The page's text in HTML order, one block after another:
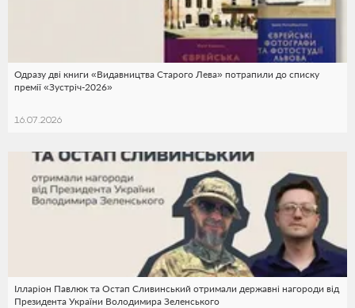
Одразу дві книги «Видавництва Старого Лева» потрапили до списку
премії «Зустріч-2026»
16.07.2026
Ілларіон Павлюк та Остап Сливинський отримали державні нагороди від
Президента України Володимира Зеленського